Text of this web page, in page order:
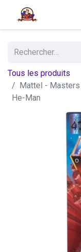
Tous les produits
Mattel -
He-Man